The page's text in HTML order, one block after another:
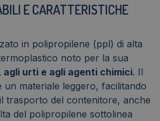
E CARATTERISTICHE
in polipropilene (ppl) di alta
noto per la sua
urti e agli agenti chimici. Il
materiale leggero, facilitando
trasporto del contenitore, anche
del polipropilene sottolinea